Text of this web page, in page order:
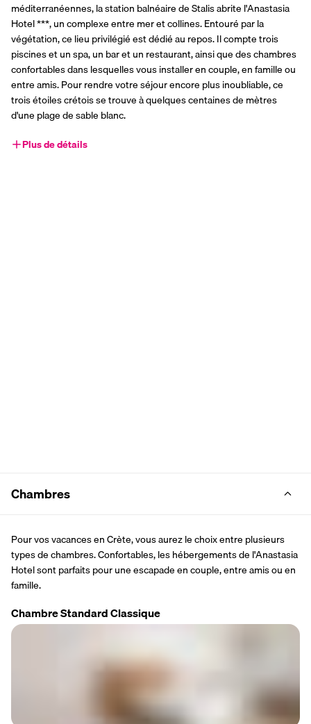
méditerranéennes, la station balnéaire de Stalis abrite l'Anastasia
Hotel ***, un complexe entre mer et collines. Entouré par la
végétation, ce lieu privilégié est dédié au repos. Il compte trois
piscines et un spa, un bar et un restaurant, ainsi que des chambres
confortables dans lesquelles vous installer en couple, en famille ou
entre amis. Pour rendre votre séjour encore plus inoubliable, ce
trois étoiles crétois se trouve à quelques centaines de mètres
d'une plage de sable blanc.
Plus de détails
Chambres
Pour vos vacances en Crète, vous aurez le choix entre plusieurs
types de chambres. Confortables, les hébergements de l'Anastasia
Hotel sont parfaits pour une escapade en couple, entre amis ou en
famille.
Chambre Standard Classique